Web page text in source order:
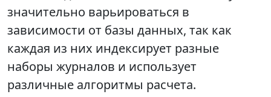
значительно варьироваться в
зависимости от базы данных, так как
каждая из них индексирует разные
наборы журналов и использует
различные алгоритмы расчета.